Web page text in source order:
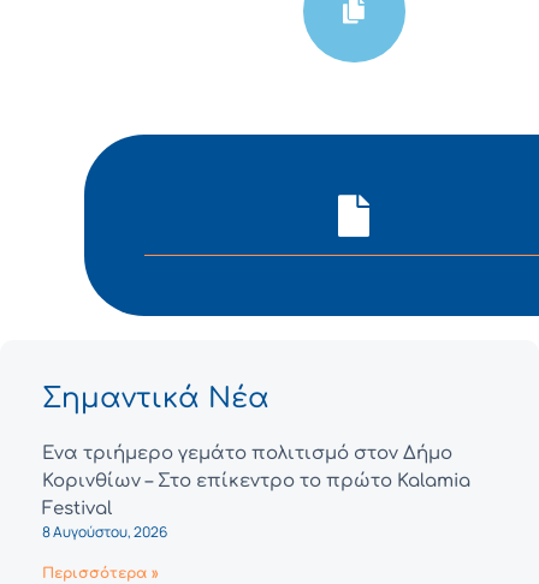
Σημαντικά Νέα
Ένα τριήμερο γεμάτο πολιτισμό στον Δήμο
Κορινθίων – Στο επίκεντρο το πρώτο Kalamia
Festival
8 Αυγούστου, 2026
Περισσότερα »